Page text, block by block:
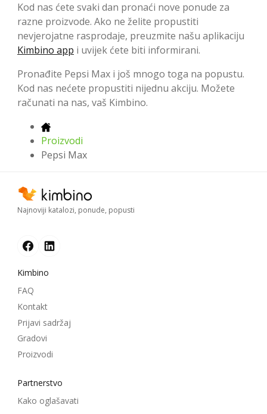
Kod nas ćete svaki dan pronaći nove ponude za
razne proizvode. Ako ne želite propustiti
nevjerojatne rasprodaje, preuzmite našu aplikaciju
Kimbino app i uvijek ćete biti informirani.
Pronađite Pepsi Max i još mnogo toga na popustu.
Kod nas nećete propustiti nijednu akciju. Možete
računati na nas, vaš Kimbino.
Proizvodi
Pepsi Max
Najnoviji katalozi, ponude, popusti
Kimbino
FAQ
Kontakt
Prijavi sadržaj
Gradovi
Proizvodi
Partnerstvo
Kako oglašavati